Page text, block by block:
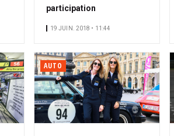
participation
19 JUIN. 2018 • 11:44
AUTO